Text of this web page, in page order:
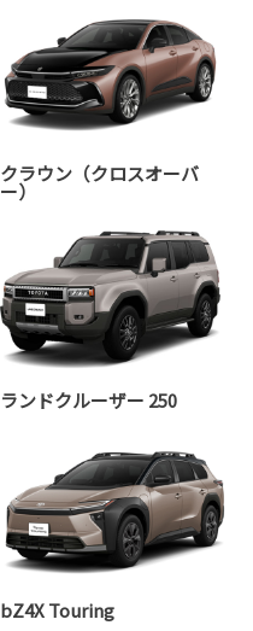
クラウン（クロスオーバ
ー）
ランドクルーザー 250
bZ4X Touring